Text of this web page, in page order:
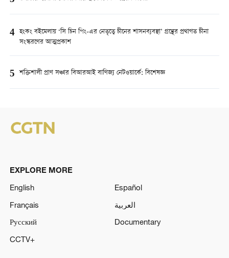
4 হংকং বইমেলায় ‘সি চিন পিং-এর নেতৃত্বে চীনের শাসনব্যবস্থা’ গ্রন্থের প্রথাগত চীনা
সংস্করণের আত্মপ্রকাশ
5 শক্তিশালী প্রাণ সঞ্চার বিআরআই বাণিজ্য নেটওয়ার্কে: বিশেষজ্ঞ
EXPLORE MORE
English
Español
Français
العربية
Русский
Documentary
CCTV+